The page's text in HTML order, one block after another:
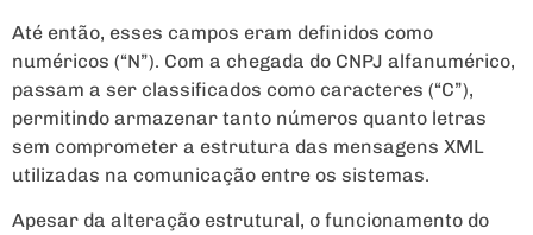
Até então, esses campos eram definidos como
numéricos (“N”). Com a chegada do CNPJ alfanumérico,
passam a ser classificados como caracteres (“C”),
permitindo armazenar tanto números quanto letras
sem comprometer a estrutura das mensagens XML
utilizadas na comunicação entre os sistemas.
Apesar da alteração estrutural, o funcionamento do